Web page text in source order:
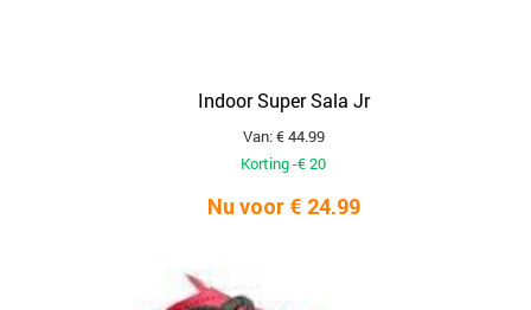
Indoor Super Sala Jr
Van: € 44.99
Korting -€ 20
Nu voor € 24.99